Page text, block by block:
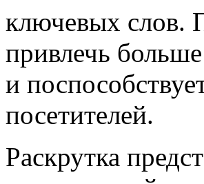
ключевых слов.
привлечь
и
посетителей.
Раскрутка